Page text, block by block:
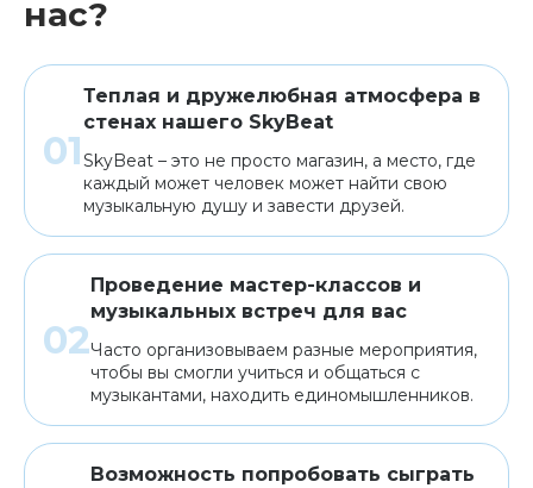
нас?
Теплая и дружелюбная атмосфера в
стенах нашего SkyBeat
SkyBeat – это не просто магазин, а место, где
каждый может человек может найти свою
музыкальную душу и завести друзей.
Проведение мастер-классов и
музыкальных встреч для вас
Часто организовываем разные мероприятия,
чтобы вы смогли учиться и общаться с
музыкантами, находить единомышленников.
Возможность попробовать сыграть